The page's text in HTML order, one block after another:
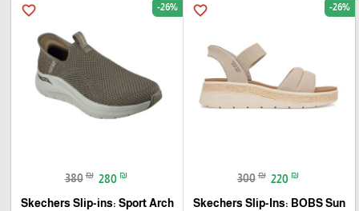
favorite_border -26%
300 ₪ 220 ₪
Skechers Slip-Ins: BOBS Sun
favorite_border -26%
380 ₪ 280 ₪
Skechers Slip-ins: Sport Arch